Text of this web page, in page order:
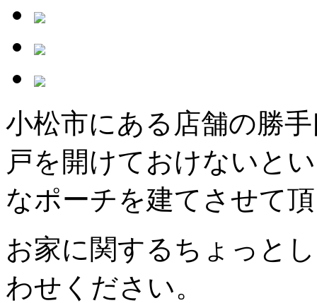
小松市にある店舗の勝
戸を開けておけないと
なポーチを建てさせて
お家に関するちょっと
わせください。